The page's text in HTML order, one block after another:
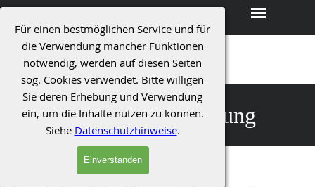
Für einen bestmöglichen Service und für
die Verwendung mancher Funktionen
notwendig, werden auf diesen Seiten
sog. Cookies verwendet. Bitte willigen
Sie deren Erhebung und Verwendung
ein, um die Inhalte nutzen zu können.
Siehe Datenschutzhinweise.
Einverstanden
Direkt zum Seiteninhalt Menü überspringen
Sozialinitiative Kuschnik - Dienst am Menschen
sozial | integrativ | kompetent
Datenschutzerklärung
Geltungsbereich